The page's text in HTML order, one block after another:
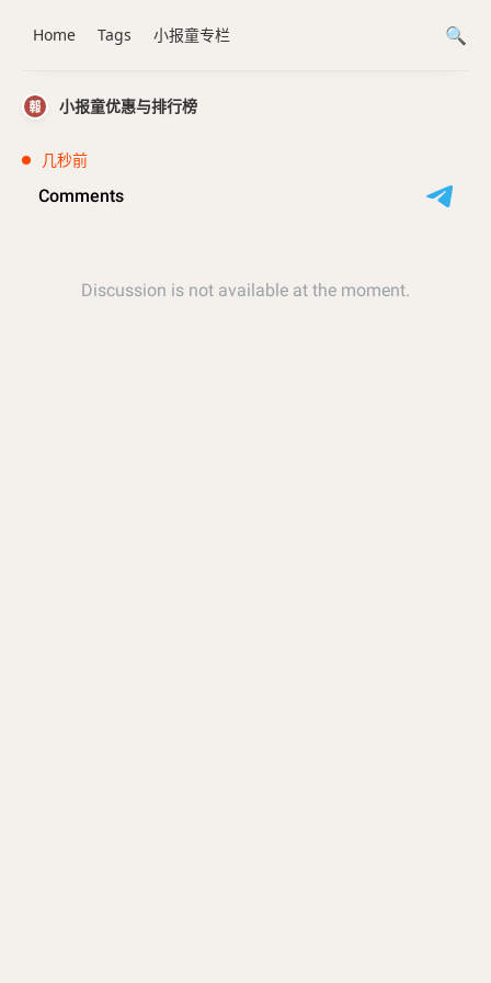
小报童优惠与排行榜
几秒前
Home Tags 小报童专栏